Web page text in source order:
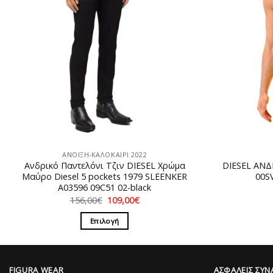
ΑΝΟΙΞΗ-ΚΑΛΟΚΑΙΡΙ 2022
Ανδρικό Παντελόνι Τζιν DIESEL Χρώμα
Μαύρο Diesel 5 pockets 1979 SLEENKER
A03596 09C51 02-black
156,00€ Original
price
was:
156,00€.
109,00€Η
Επιλογή
DIESEL
FIGURA WEAR ΑΣΦΑΛΕΙΣ